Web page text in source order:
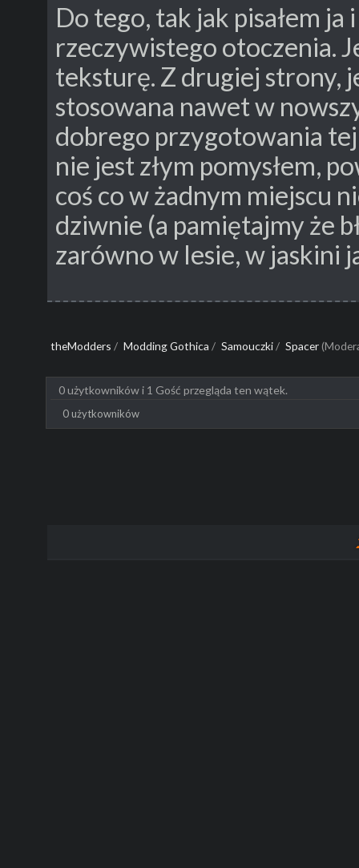
Do tego, tak jak pisałem ja
rzeczywistego otoczenia.
teksturę. Z drugiej strony,
stosowana nawet w
dobrego przygotowania
nie jest złym pomysłem,
coś co w żadnym miejscu
dziwnie (a pamiętajmy że
zarówno w lesie, w jaskini
theModders / Modding Gothica / Samouczki/ Spacer
0 użytkowników i 1 Gość przegląda ten wątek.
0 użytkowników